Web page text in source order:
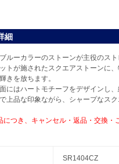
細
ルーカラーのストーンが主役のスト
トが施されたスクエアストーンに
きを放ちます。
にはハートモチーフをデザインし
上品な印象ながら、シャープなス
につき、キャンセル・返品・交換・
SR1404CZ